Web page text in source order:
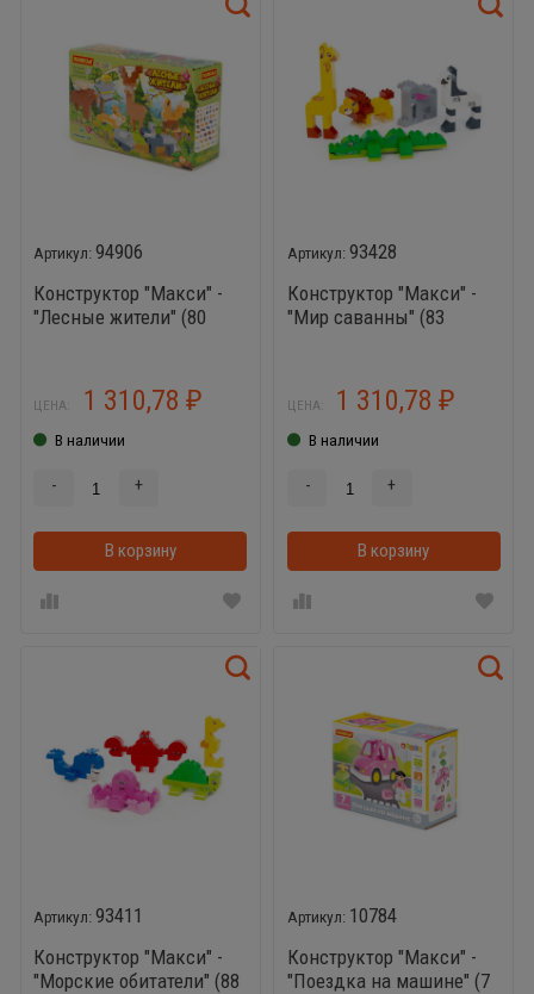
94906
Конструктор "Макси" -
"Лесные жители" (80
ЦЕНА: 1 310,78 ₽
В наличии
- +
В корзину В корзинке
93428
Конструктор "Макси" -
"Мир саванны" (83
ЦЕНА: 1 310,78₽
В наличии
- +
В корзину
93411
Конструктор "Макси" -
"Морские обитатели" (88
10784
Конструктор "Макси" -
"Поездка на машине" (7